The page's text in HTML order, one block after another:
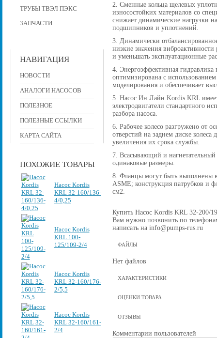
ТРУБЫ ТВЭЛ ПЭКС
ЗАПЧАСТИ
НАВИГАЦИЯ
НОВОСТИ
АНАЛОГИ НАСОСОВ
ПОЛЕЗНОЕ
ПОЛЕЗНЫЕ ССЫЛКИ
КАРТА САЙТА
ПОХОЖИЕ ТОВАРЫ
Насос Kordis
KRL 32-160/136-
4/0,25
Насос Kordis
KRL 100-
125/109-2/4
Насос Kordis
KRL 32-160/176-
2/5,5
Насос Kordis
KRL 32-160/161-
2/4
2. Сменные кольца щелевых
износостойких материалов со
снижает динамические нагрузки
подшипников и уплотнений.
3. Динамически
низкие значения виброактивности
и уменьшать эксплуатационные
4. Энергоэффективная
оптимизирована с
моделирования и обеспечивает
5. Насос Ин Лайн Kordis KRL
электродвигатели стандартного
разбора насоса.
6. Рабочее колесо разгружено от
отверстий на заднем диске
увеличения их срока службы.
7. Всасывающий и
одинаковые размеры.
8. Фланцы могут быть выполнены
ASME; конструкция патрубков и
см2.
Купить Насос Kordis KRL 32-200/
Вам нужно позвонить по
написать на info@pumps-rus.ru
ФАЙЛЫ
Нет файлов
ХАРАКТЕРИСТИКИ
ОЦЕНКИ ТОВАРА
ОТЗЫВЫ
Комментарии пользователей